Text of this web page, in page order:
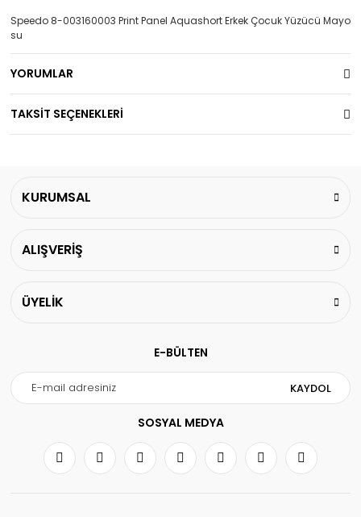
Speedo 8-003160003 Print Panel Aquashort Erkek Çocuk Yüzücü Mayo
su
YORUMLAR
TAKSİT SEÇENEKLERİ
KURUMSAL
ALIŞVERİŞ
ÜYELİK
E-BÜLTEN
KAYDOL
SOSYAL MEDYA